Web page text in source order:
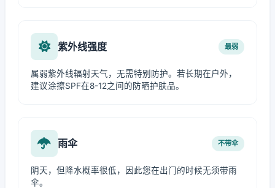
紫外线强度 最弱
属弱紫外线辐射天气，无需特别防护。若长期在户外，
建议涂擦SPF在8-12之间的防晒护肤品。
雨伞 不带伞
阴天，但降水概率很低，因此您在出门的时候无须带雨
伞。